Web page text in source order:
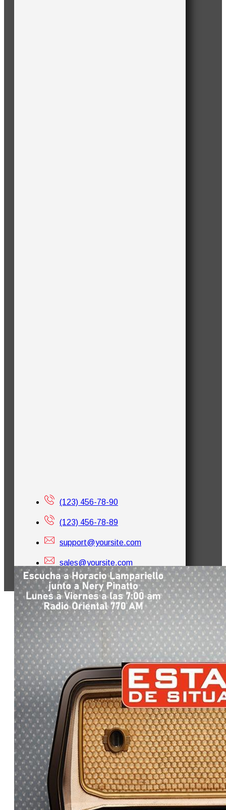
(123) 456-78-90
(123) 456-78-89
support@yoursite.com
sales@yoursite.com